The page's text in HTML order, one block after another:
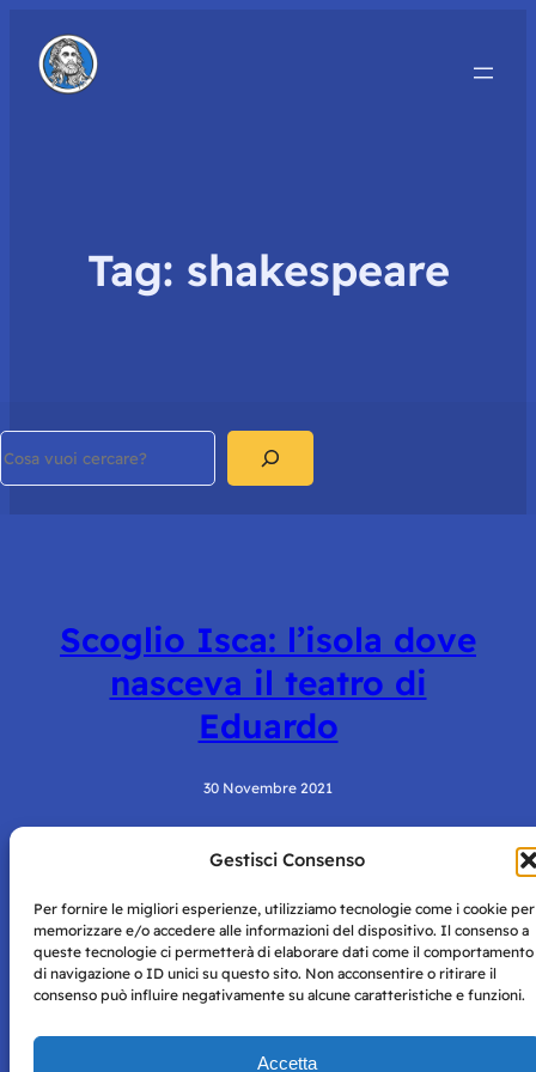
Gestisci Consenso
Per fornire le migliori esperienze, utilizziamo tecnologie come i cookie per
memorizzare e/o accedere alle informazioni del dispositivo. Il consenso a
queste tecnologie ci permetterà di elaborare dati come il comportamento
di navigazione o ID unici su questo sito. Non acconsentire o ritirare il
consenso può influire negativamente su alcune caratteristiche e funzioni.
Accetta
Tag: shakespeare
Scoglio Isca: l’isola dove
nasceva il teatro di
Eduardo
30 Novembre 2021
Napoli con autorizzazione numero 38 del 25/9/2019.
Tutte le immagini e i contenuti su questo sito sono forniti